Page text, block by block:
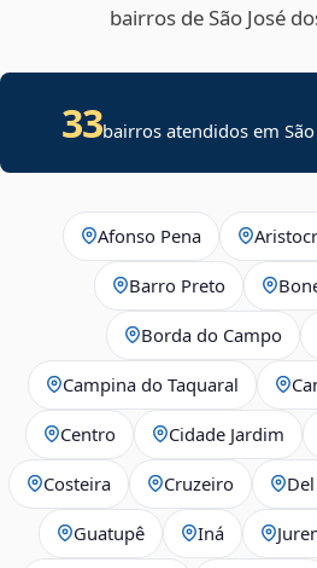
bairros de São José
33bairros atendidos em
Afonso Pena
Barro Preto
Borda do Campo
Campina do Taquaral
Centro Cidade Jardim
Costeira Cruzeiro
Guatupê Iná